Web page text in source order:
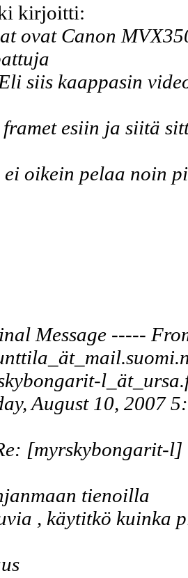
kirjoitti:
ovat Canon
siis kaappasin
esiin ja siitä
oikein pelaa noin
Message -----
August 10, 2007
[myrskybongarit-l]
tienoilla
, käytitkö kuinka